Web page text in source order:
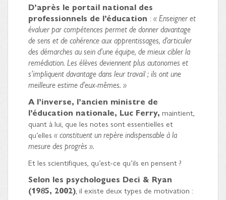
D’après le portail national des
professionnels de l’éducation : « Enseigner et
évaluer par compétences permet de donner davantage
de sens et de cohérence aux apprentissages, d’articuler
des démarches au sein d’une équipe, de mieux cibler la
remédiation. Les élèves deviennent plus autonomes et
s’impliquent davantage dans leur travail ; ils ont une
meilleure estime d’eux-mêmes. »
A l’inverse, l’ancien ministre de
l’éducation nationale, Luc Ferry, maintient,
quant à lui, que les notes sont essentielles et
qu’elles « constituent un repère indispensable à la
mesure des progrès ».
Et les scientifiques, qu’est-ce qu’ils en pensent ?
Selon les psychologues Deci & Ryan
(1985, 2002), il existe deux types de motivation :